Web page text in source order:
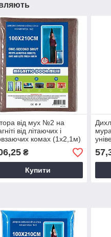
від мух №2 на
від літаючих і
комах (1х2,1м)
з малюнком
₴
Купити